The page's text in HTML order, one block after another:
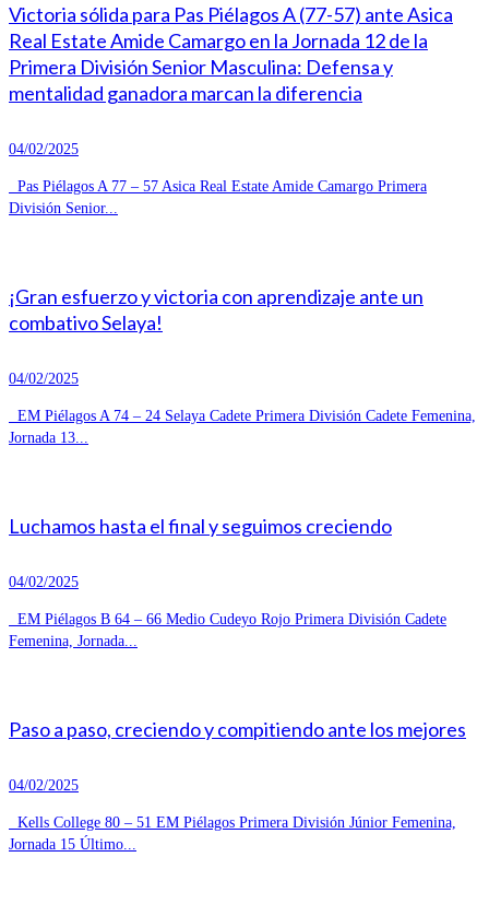
Victoria sólida para Pas Piélagos A (77-57) ante Asica
Real Estate Amide Camargo en la Jornada 12 de la
Primera División Senior Masculina: Defensa y
mentalidad ganadora marcan la diferencia
04/02/2025
Pas Piélagos A 77 – 57 Asica Real Estate Amide Camargo Primera
División Senior...
¡Gran esfuerzo y victoria con aprendizaje ante un
combativo Selaya!
04/02/2025
EM Piélagos A 74 – 24 Selaya Cadete Primera División Cadete Femenina,
Jornada 13...
Luchamos hasta el final y seguimos creciendo
04/02/2025
EM Piélagos B 64 – 66 Medio Cudeyo Rojo Primera División Cadete
Femenina, Jornada...
Paso a paso, creciendo y compitiendo ante los mejores
04/02/2025
Kells College 80 – 51 EM Piélagos Primera División Júnior Femenina,
Jornada 15 Último...